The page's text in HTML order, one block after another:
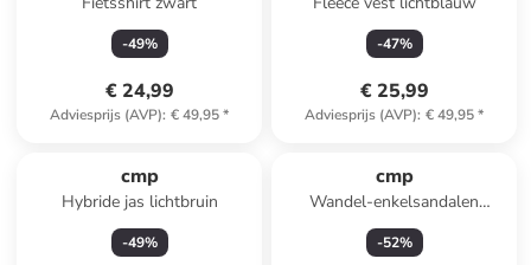
-49%
€ 24,99
Adviesprijs (AVP): € 49,95*
-47%
€ 25,99
Adviesprijs (AVP): € 49,95*
cmp
Hybride jas lichtbruin
-49%
cmp
Wandel-enkelsandalen
"Aquarii" donkerblauw
-52%